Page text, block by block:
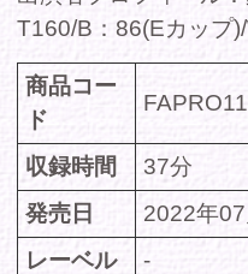
出演
者/cast
夏崎りか
価格(税
込)
定価 980円
DMMで購入
360chで購入